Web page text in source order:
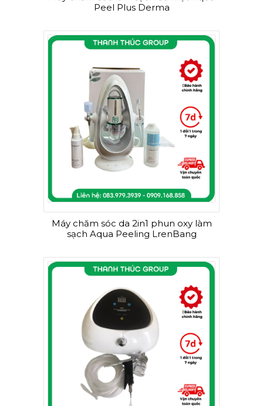
Peel Plus Derma
Máy chăm sóc da 2in1 phun oxy làm
sạch Aqua Peeling LrenBang